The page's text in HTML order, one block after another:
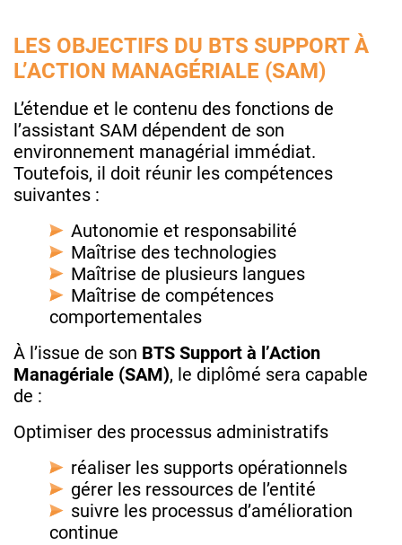
LES OBJECTIFS DU BTS SUPPORT À
L’ACTION MANAGÉRIALE (SAM)
L’étendue et le contenu des fonctions de
l’assistant SAM dépendent de son
environnement managérial immédiat.
Toutefois, il doit réunir les compétences
suivantes :
Autonomie et responsabilité
Maîtrise des technologies
Maîtrise de plusieurs langues
Maîtrise de compétences
comportementales
À l’issue de son BTS Support à l’Action
Managériale (SAM), le diplômé sera capable
de :
Optimiser des processus administratifs
réaliser les supports opérationnels
gérer les ressources de l’entité
suivre les processus d’amélioration
continue